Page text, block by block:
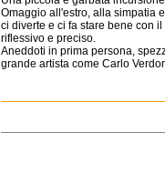
Omaggio all'estro, alla simpatia
ci diverte e ci fa stare bene con
riflessivo e preciso.
Aneddoti in prima persona,
grande artista come Carlo